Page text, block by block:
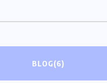
BLOG(6)